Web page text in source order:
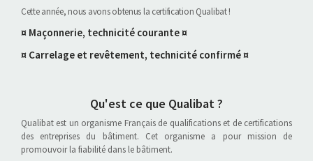
Cette année, nous avons obtenus la certification Qualibat !
¤ Maçonnerie, technicité courante ¤
¤ Carrelage et revêtement, technicité confirmé ¤
Qu'est ce que Qualibat ?
Qualibat est un organisme Français de qualifications et de certifications
des entreprises du bâtiment. Cet organisme a pour mission de
promouvoir la fiabilité dans le bâtiment.